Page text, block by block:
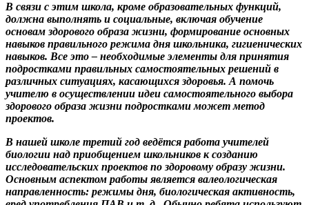
В связи с этим школа, кроме образовательных функций,
должна выполнять и социальные, включая обучение
основам здорового образа жизни, формирование основных
навыков правильного режима дня школьника, гигиенических
навыков. Все это – необходимые элементы для принятия
подростками правильных самостоятельных решений в
различных ситуациях, касающихся здоровья. А помочь
учителю в осуществлении идеи самостоятельного выбора
здорового образа жизни подростками может метод
проектов.
В нашей школе третий год ведётся работа учителей
биологии над приобщением школьников к созданию
исследовательских проектов по здоровому образу жизни.
Основным аспектом работы является валеологическая
направленность: режимы дня, биологическая активность,